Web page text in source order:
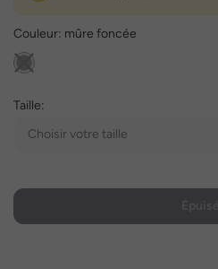
Couleur: mûre foncée
Taille:
Choisir votre taille